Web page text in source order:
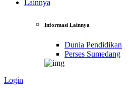
Lainnya
Informasi Lainnya
Dunia Pendidikan
Perses Sumedang
Login